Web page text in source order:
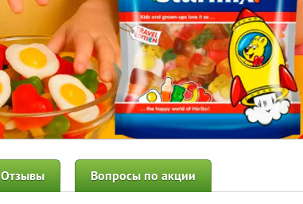
Отзывы Вопросы по акции